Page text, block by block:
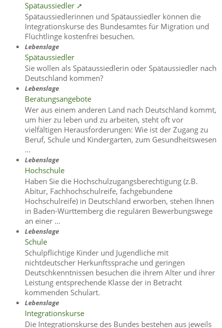
Spätaussiedler ➚
Spätaussiedlerinnen und Spätaussiedler können die
Integrationskurse des Bundesamtes für Migration und
Flüchtlinge kostenfrei besuchen.
Lebenslage
Spätaussiedler
Sie wollen als Spätaussiedlerin oder Spätaussiedler nach
Deutschland kommen?
Lebenslage
Beratungsangebote
Wer aus einem anderen Land nach Deutschland kommt,
um hier zu leben und zu arbeiten, steht oft vor
vielfältigen Herausforderungen: Wie ist der Zugang zu
Beruf, Schule und Kindergarten, zum Gesundheitswesen
…
Lebenslage
Hochschule
Haben Sie die Hochschulzugangsberechtigung (z.B.
Abitur, Fachhochschulreife, fachgebundene
Hochschulreife) in Deutschland erworben, stehen Ihnen
in Baden-Württemberg die regulären Bewerbungswege
an einer …
Lebenslage
Schule
Schulpflichtige Kinder und Jugendliche mit
nichtdeutscher Herkunftssprache und geringen
Deutschkenntnissen besuchen die ihrem Alter und ihrer
Leistung entsprechende Klasse der in Betracht
kommenden Schulart.
Lebenslage
Integrationskurse
Die Integrationskurse des Bundes bestehen aus jeweils